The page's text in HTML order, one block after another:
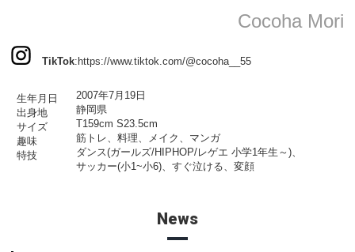
Cocoha Mori
TikTok: https://www.tiktok.com/@cocoha__55
生年月日
出身地
サイズ
趣味
特技
2007年7月19日
静岡県
T159cm S23.5cm
筋トレ、料理、メイク、マンガ
ダンス(ガールズ/HIPHOP/レゲエ 小学1年生～)、
サッカー(小1~小6)、すぐ泣ける、変顔
News